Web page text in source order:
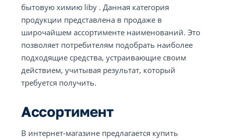
бытовую химию liby . Данная категория
продукции представлена в продаже в
широчайшем ассортименте наименований. Это
позволяет потребителям подобрать наиболее
подходящие средства, устраивающие своим
действием, учитывая результат, который
требуется получить.
Ассортимент
В интернет-магазине предлагается купить